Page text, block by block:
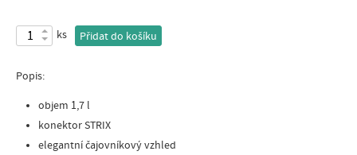
ks Přidat do košíku
Popis:
objem 1,7 l
konektor STRIX
elegantní čajovníkový vzhled